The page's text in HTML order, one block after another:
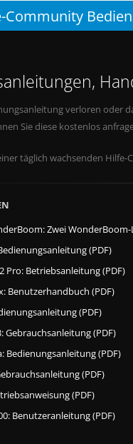
Community
verloren oder
Sie diese kostenlos
täglich wachsenden
Zwei
(PDF)
Pro: Betriebsanleitung (PDF)
Benutzerhandbuch (PDF)
(PDF)
Gebrauchsanleitung (PDF)
Bedienungsanleitung (PDF)
(PDF)
(PDF)
Benutzeranleitung (PDF)